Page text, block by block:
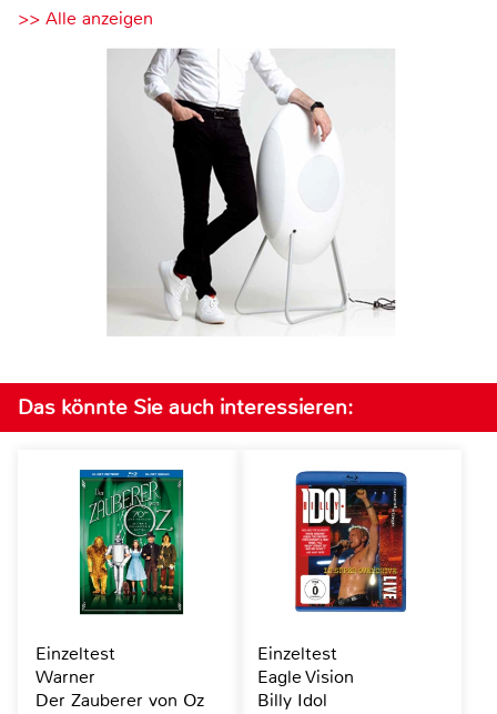
>> Alle anzeigen
Das könnte Sie auch interessieren:
Einzeltest
Warner
Der Zauberer von Oz
Einzeltest
Eagle Vision
Billy Idol